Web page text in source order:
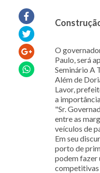
O
Paulo, será
Seminário A
Além de
Lavor,
a
"Sr.
entre as
veículos de
Em seu
porto de
podem fazer
competitivas